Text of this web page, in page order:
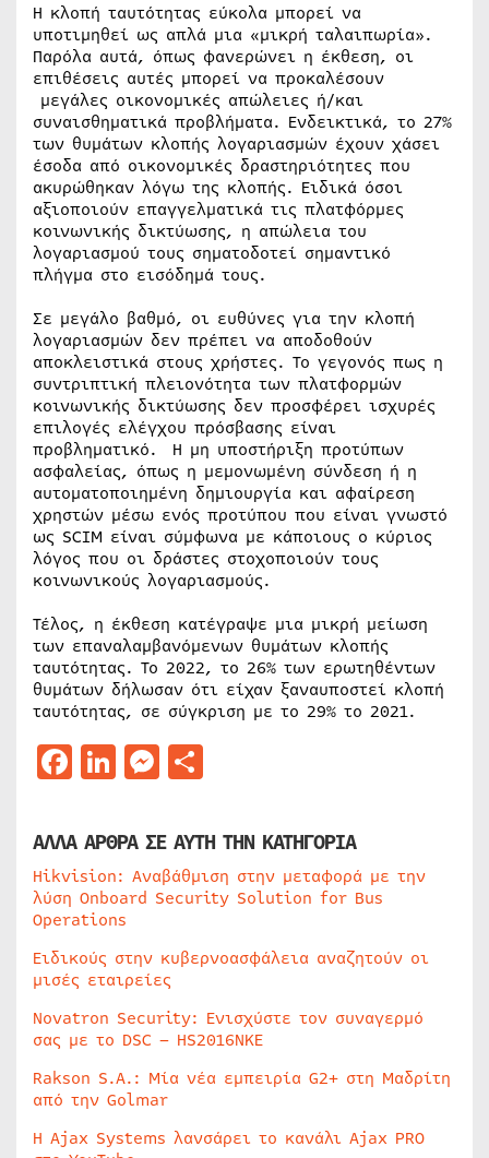
Η κλοπή ταυτότητας εύκολα μπορεί να
υποτιμηθεί ως απλά μια «μικρή ταλαιπωρία».
Παρόλα αυτά, όπως φανερώνει η έκθεση, οι
επιθέσεις αυτές μπορεί να προκαλέσουν
μεγάλες οικονομικές απώλειες ή/και
συναισθηματικά προβλήματα. Ενδεικτικά, το 27%
των θυμάτων κλοπής λογαριασμών έχουν χάσει
έσοδα από οικονομικές δραστηριότητες που
ακυρώθηκαν λόγω της κλοπής. Ειδικά όσοι
αξιοποιούν επαγγελματικά τις πλατφόρμες
κοινωνικής δικτύωσης, η απώλεια του
λογαριασμού τους σηματοδοτεί σημαντικό
πλήγμα στο εισόδημά τους.
Σε μεγάλο βαθμό, οι ευθύνες για την κλοπή
λογαριασμών δεν πρέπει να αποδοθούν
αποκλειστικά στους χρήστες. Το γεγονός πως η
συντριπτική πλειονότητα των πλατφορμών
κοινωνικής δικτύωσης δεν προσφέρει ισχυρές
επιλογές ελέγχου πρόσβασης είναι
προβληματικό. Η μη υποστήριξη προτύπων
ασφαλείας, όπως η μεμονωμένη σύνδεση ή η
αυτοματοποιημένη δημιουργία και αφαίρεση
χρηστών μέσω ενός προτύπου που είναι γνωστό
ως SCIM είναι σύμφωνα με κάποιους ο κύριος
λόγος που οι δράστες στοχοποιούν τους
κοινωνικούς λογαριασμούς.
Τέλος, η έκθεση κατέγραψε μια μικρή μείωση
των επαναλαμβανόμενων θυμάτων κλοπής
ταυτότητας. Το 2022, το 26% των ερωτηθέντων
θυμάτων δήλωσαν ότι είχαν ξαναυποστεί κλοπή
ταυτότητας, σε σύγκριση με το 29% το 2021.
Facebook
LinkedIn
Messenger
ΑΛΛΑ ΑΡΘΡΑ ΣΕ ΑΥΤΗ ΤΗΝ ΚΑΤΗΓΟΡΙΑ
Hikvision: Αναβάθμιση στην μεταφορά με την
λύση Onboard Security Solution for Bus
Operations
Ειδικούς στην κυβερνοασφάλεια αναζητούν οι
μισές εταιρείες
Novatron Security: Ενισχύστε τον συναγερμό
σας με το DSC – HS2016NKE
Rakson S.A.: Μία νέα εμπειρία G2+ στη Μαδρίτη
από την Golmar
Η Ajax Systems λανσάρει το κανάλι Ajax PRO